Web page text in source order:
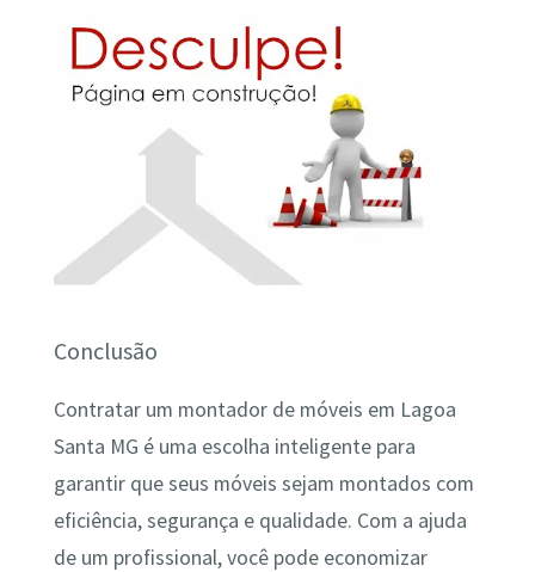
Conclusão
Contratar um montador de móveis em Lagoa
Santa MG é uma escolha inteligente para
garantir que seus móveis sejam montados com
eficiência, segurança e qualidade. Com a ajuda
de um profissional, você pode economizar